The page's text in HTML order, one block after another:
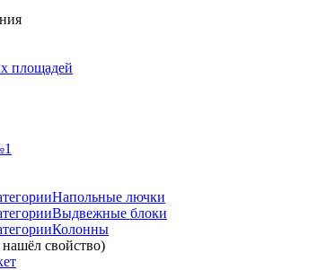
площадей
Напольные лючки
Выдвежные блоки
Колонны
свойство)